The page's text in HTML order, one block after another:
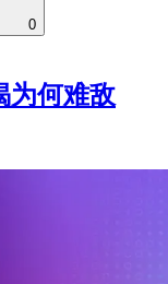
0
为何难敌